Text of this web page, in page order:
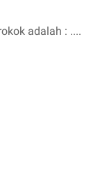
adalah : ....